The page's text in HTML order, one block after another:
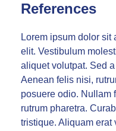
References
Lorem ipsum dolor sit
elit. Vestibulum
aliquet volutpat. Sed
Aenean felis nisi,
posuere odio. Nullam
rutrum pharetra.
tristique. Aliquam erat